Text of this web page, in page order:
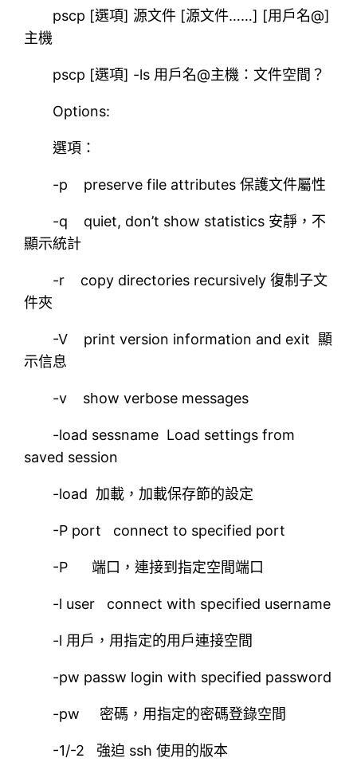
pscp [選項] 源文件 [源文件……] [用戶名@]
主機
pscp [選項] -ls 用戶名@主機：文件空間？
Options:
選項：
-p preserve file attributes 保護文件屬性
-q quiet, don’t show statistics 安靜，不
顯示統計
-r copy directories recursively 復制子文
件夾
-V print version information and exit 顯
示信息
-v show verbose messages
-load sessname Load settings from
saved session
-load 加載，加載保存節的設定
-P port connect to specified port
-P 端口，連接到指定空間端口
-l user connect with specified username
-l 用戶，用指定的用戶連接空間
-pw passw login with specified password
-pw 密碼，用指定的密碼登錄空間
-1/-2 強迫 ssh 使用的版本